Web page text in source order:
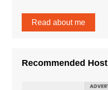
Read about me
Recommended Host